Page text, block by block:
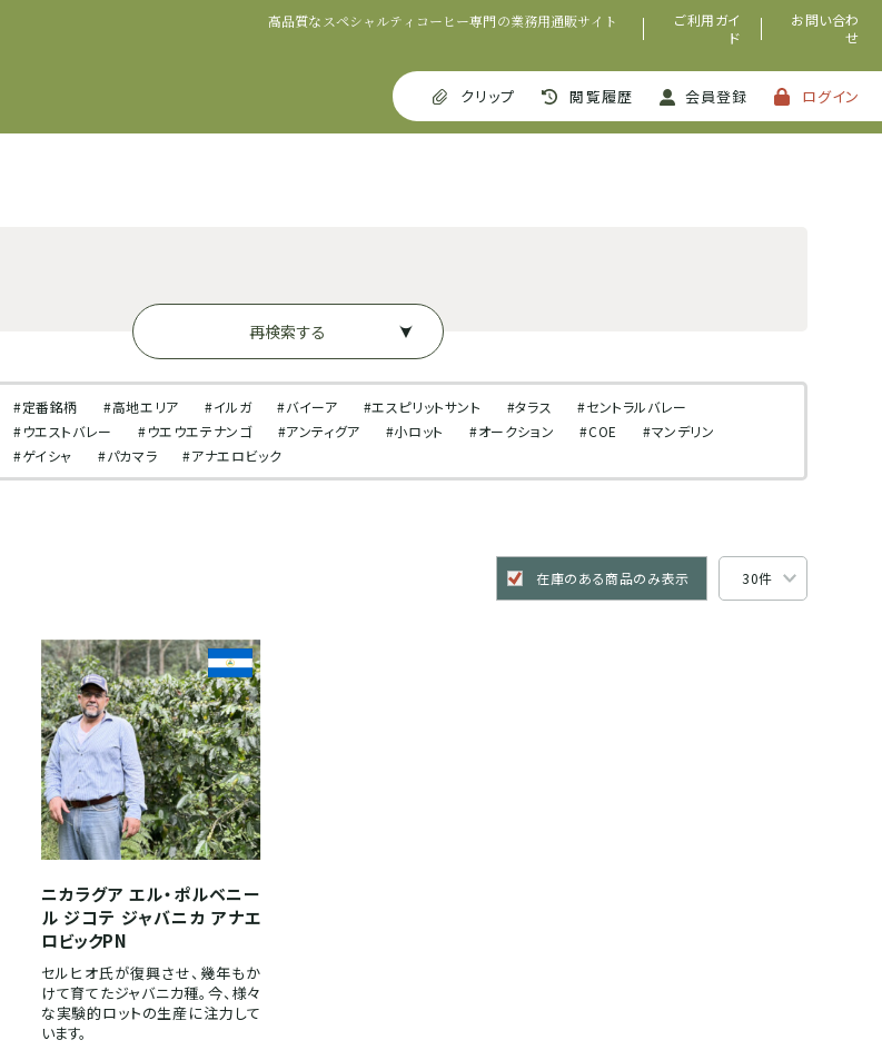
高品質なスペシャルティコーヒー専門の業務用通販サイト
ご利用ガイ
ド
お問い合わ
せ
クリップ 閲覧履歴 会員登録 ログイン
再検索する
#定番銘柄 #高地エリア #イルガ #バイーア #エスピリットサント #タラス
#セントラルバレー
#ウエストバレー
#ウエウエテナンゴ #アンティグア #小ロット #オークション #COE
#マンデリン
#ゲイシャ
#パカマラ #アナエロビック
在庫のある商品のみ表示
ニカラグア エル・ポルベニー
ル ジコテ ジャバニカ アナエ
ロビックPN
セルヒオ氏が復興させ、幾年もか
けて育てたジャバニカ種。今、様々
な実験的ロットの生産に注力して
います。